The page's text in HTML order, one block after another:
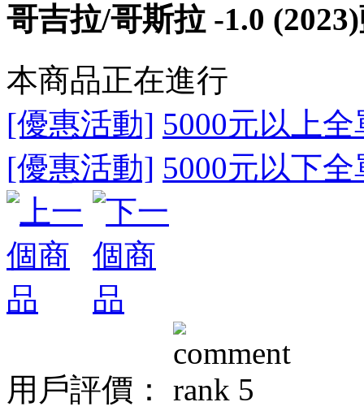
哥吉拉/哥斯拉 -1.0
本商品正在進行
[優惠活動] 5000元以上全
[優惠活動] 5000元以下全
用戶評價：